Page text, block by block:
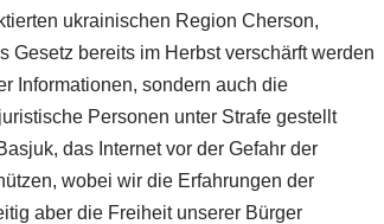
ukrainischen Region Cherson,
Gesetz bereits im Herbst verschärft werden
Informationen, sondern auch die
Personen unter Strafe gestellt
das Internet vor der Gefahr der
wobei wir die Erfahrungen der
aber die Freiheit unserer Bürger